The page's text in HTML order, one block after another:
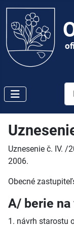
Uznesenie č. IV. /
2006.
Obecné
A/ berie
1. návrh starostu